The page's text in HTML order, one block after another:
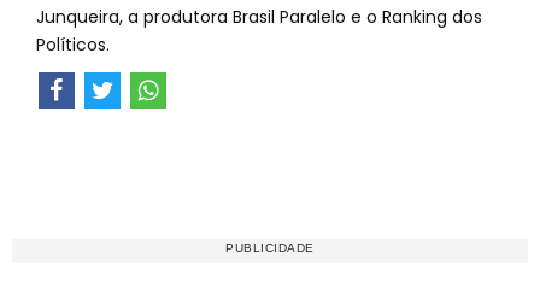
Junqueira, a produtora Brasil Paralelo e o Ranking dos
Políticos.